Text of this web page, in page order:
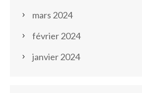
mars 2024
février 2024
janvier 2024